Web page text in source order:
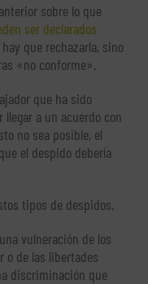
sobre lo que
ser declarados
que rechazarla, sino
«no conforme».
que ha sido
a un acuerdo con
no sea posible, el
el despido debería
tipos de despidos.
vulneración de los
o de las libertades
discriminación que